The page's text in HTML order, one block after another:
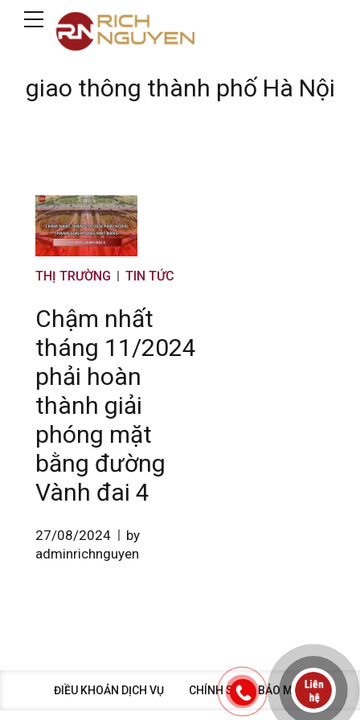
giao thông thành phố Hà Nội
THỊ TRƯỜNG TIN TỨC
Chậm nhất
tháng 11/2024
phải hoàn
thành giải
phóng mặt
bằng đường
Vành đai 4
27/08/2024
by
adminrichnguyen
ĐIỀU KHOẢN DỊCH VỤ CHÍNH SÁCH BẢO MẬT